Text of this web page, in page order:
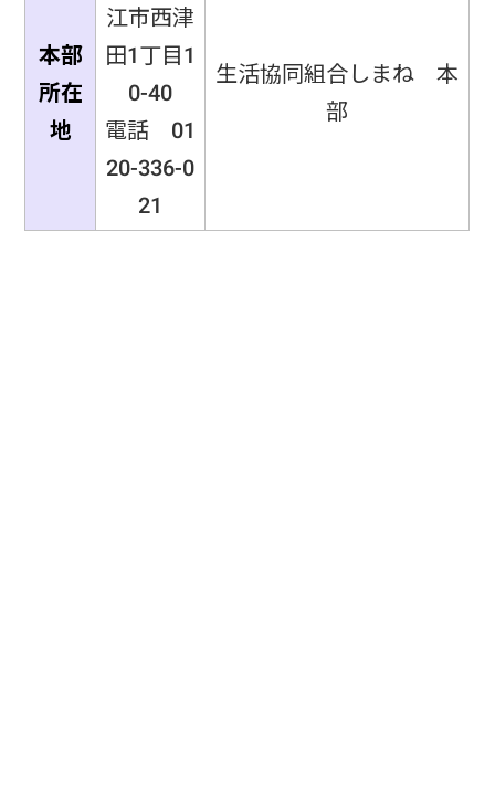
本部
所在
地
江市西津
田1丁目1
0-40
電話 01
20-336-0
21
生活協同組合しまね 本
部